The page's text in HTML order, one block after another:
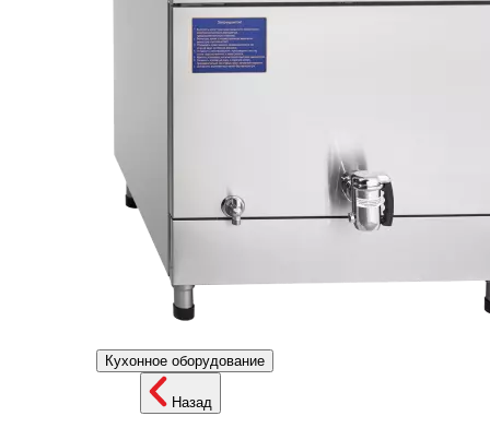
Кухонное оборудование
Назад